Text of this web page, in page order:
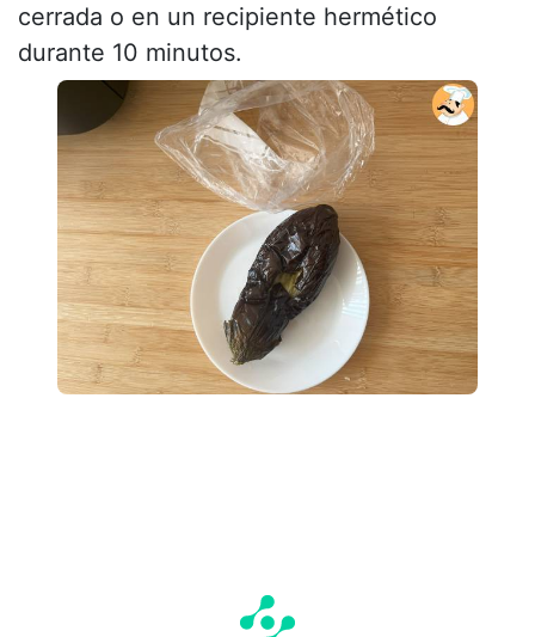
cerrada o en un recipiente hermético
durante 10 minutos.